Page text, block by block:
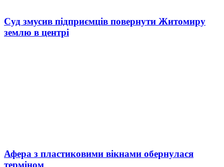
Суд змусив підприємців повернути Житомиру
землю в центрі
Афера з пластиковими вікнами обернулася
терміном